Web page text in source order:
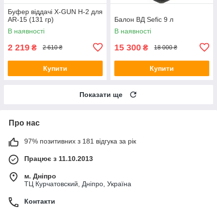
Буфер віддачі X-GUN H-2 для
AR-15 (131 гр)
В наявності
2 219 ₴ 2 610 ₴
Купити
Балон ВД Sefic 9 л
В наявності
15 300 ₴ 18 000 ₴
Купити
Показати ще
Про нас
97% позитивних з 181 відгука за рік
Працює з 11.10.2013
м. Дніпро
ТЦ Курчатовский, Дніпро, Україна
Контакти